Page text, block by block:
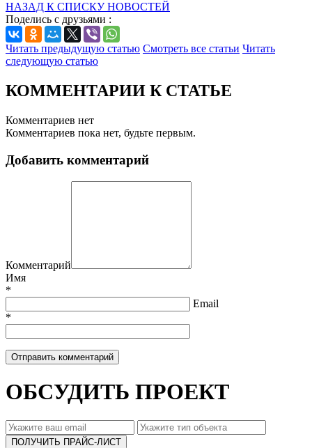
НАЗАД К СПИСКУ НОВОСТЕЙ
Поделись с друзьями :
Читать предыдущую статью Смотреть все статьи Читать
следующую статью
КОММЕНТАРИИ К СТАТЬЕ
Комментариев нет
Комментариев пока нет, будьте первым.
Добавить комментарий
Комментарий
Имя
*
Email
*
ОБСУДИТЬ ПРОЕКТ